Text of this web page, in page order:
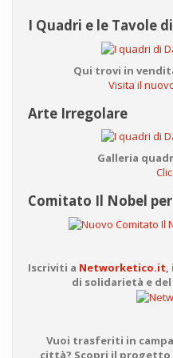
I Quadri e le Tavole
Qui trovi in
Visita il
Arte Irregolare
Galleria
Comitato Il Nobel
Iscriviti a Networketico.it
di solidarietà e
Vuoi trasferiti in
città? Scopri il progetto